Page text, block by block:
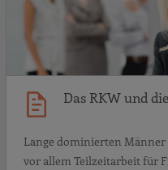
Das RKW und
Lange dominierten
vor allem Teilzeitarbeit für